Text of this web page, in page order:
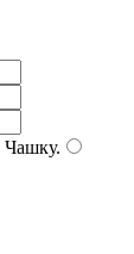
Чашку.